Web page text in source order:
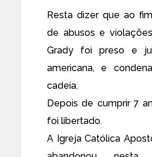
Resta dizer que ao
de abusos e
Grady foi preso e
americana, e
cadeia.
Depois de cumprir 7
foi libertado.
A Igreja Católica